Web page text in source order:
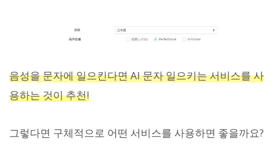
음성을 문자에 일으킨다면 AI 문자 일으키는 서비스를 사
용하는 것이 추천!
그렇다면 구체적으로 어떤 서비스를 사용하면 좋을까요?